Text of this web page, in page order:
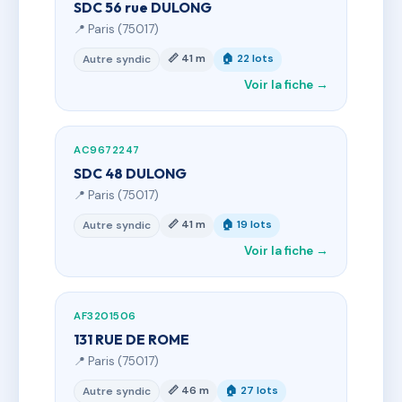
SDC 56 rue DULONG
📍 Paris (75017)
Autre syndic 📏 41 m 🏠 22 lots
Voir la fiche →
AC9672247
SDC 48 DULONG
📍 Paris (75017)
Autre syndic 📏 41 m 🏠 19 lots
Voir la fiche →
AF3201506
131 RUE DE ROME
📍 Paris (75017)
Autre syndic 📏 46 m 🏠 27 lots